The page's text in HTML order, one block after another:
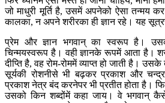
जो माधुरी मूर्ति है, उसमें अपनेको ऐसा तन्मय
कालका, न अपने शरीरका ही ज्ञान रहे। यह
प्रेम और ज्ञान भगवान् का स्वरूप है।
चिन्मयस्वरूप है। वही ज्ञानके रूपमें आता है।
दीप्ति है, वह रोम-रोममें व्याप्त हो जाती है।
सूर्यकी रोशनीसे भी बढ़कर प्रकाश और
प्रकाश नेत्र बंद करनेपर भी प्रतीत होता है।
उसको किन शब्दोंमें कहा जाय। वे भगवान्